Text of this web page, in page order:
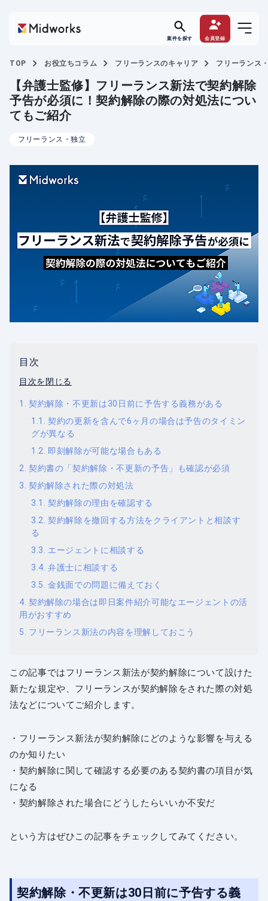
案件を探す 会員登録
TOP お役立ちコラム フリーランスのキャリア フリーランス
【弁護士監修】フリーランス新法で契約解除
予告が必須に！契約解除の際の対処法につい
てもご紹介
フリーランス・独立
目次
目次を閉じる
契約解除・不更新は30日前に予告する義務がある
契約の更新を含んで6ヶ月の場合は予告のタイミン
グが異なる
即刻解除が可能な場合もある
契約書の「契約解除・不更新の予告」も確認が必須
契約解除された際の対処法
契約解除の理由を確認する
契約解除を撤回する方法をクライアントと相談す
る
エージェントに相談する
弁護士に相談する
金銭面での問題に備えておく
契約解除の場合は即日案件紹介可能なエージェントの活
用がおすすめ
フリーランス新法の内容を理解しておこう
この記事ではフリーランス新法が契約解除について設けた
新たな規定や、フリーランスが契約解除をされた際の対処
法などについてご紹介します。
・フリーランス新法が契約解除にどのような影響を与える
のか知りたい
・契約解除に関して確認する必要のある契約書の項目が気
になる
・契約解除された場合にどうしたらいいか不安だ
という方はぜひこの記事をチェックしてみてください。
契約解除・不更新は30日前に予告する義